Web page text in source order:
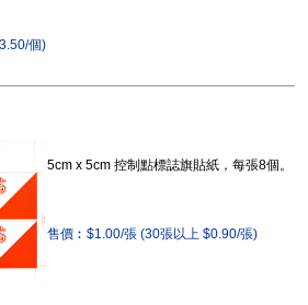
個)
5cm x 5cm 控制點標誌旗貼紙， 每張8個。
售價︰$1.00/張 (30張以上 $0.90/張)